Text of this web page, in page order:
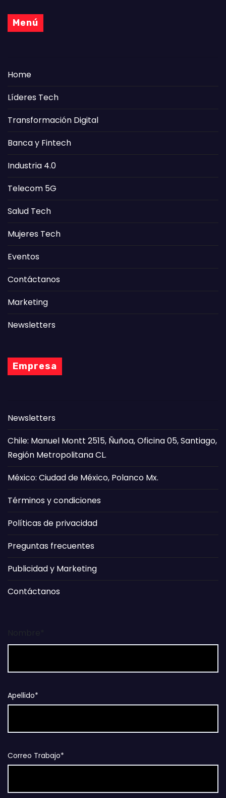
Menú
Home
Líderes Tech
Transformación Digital
Banca y Fintech
Industria 4.0
Telecom 5G
Salud Tech
Mujeres Tech
Eventos
Contáctanos
Marketing
Newsletters
Empresa
Newsletters
Chile: Manuel Montt 2515, Ñuñoa, Oficina 05, Santiago,
Región Metropolitana CL.
México: Ciudad de México, Polanco Mx.
Términos y condiciones
Políticas de privacidad
Preguntas frecuentes
Publicidad y Marketing
Contáctanos
Apellido*
Correo Trabajo*